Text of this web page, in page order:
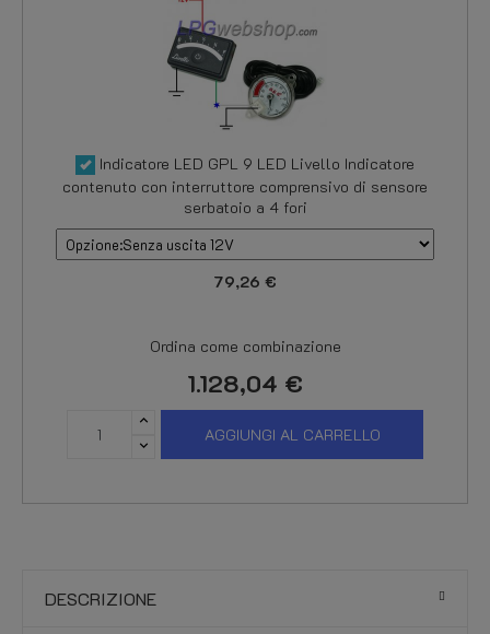
Indicatore LED GPL 9 LED Livello Indicatore
contenuto con interruttore comprensivo di sensore
serbatoio a 4 fori
79,26 €
Ordina come combinazione
1.128,04 €
AGGIUNGI AL CARRELLO
DESCRIZIONE